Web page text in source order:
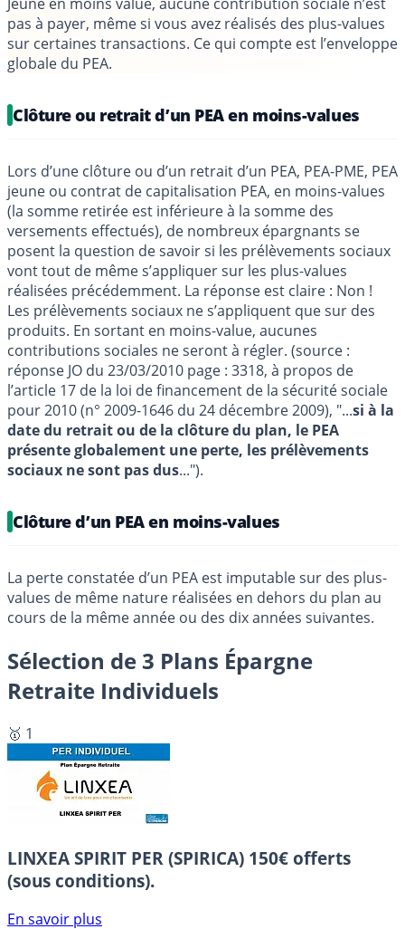
pas à payer, même si vous avez réalisés des plus-values
sur certaines transactions. Ce qui compte est l’enveloppe
globale du PEA.
Clôture ou retrait d’un PEA en moins-values
Lors d’une clôture ou d’un retrait d’un PEA, PEA-PME, PEA
jeune ou contrat de capitalisation PEA, en moins-values
(la somme retirée est inférieure à la somme des
versements effectués), de nombreux épargnants se
posent la question de savoir si les prélèvements sociaux
vont tout de même s’appliquer sur les plus-values
réalisées précédemment. La réponse est claire : Non !
Les prélèvements sociaux ne s’appliquent que sur des
produits. En sortant en moins-value, aucunes
contributions sociales ne seront à régler. (source :
réponse JO du 23/03/2010 page : 3318, à propos de
l’article 17 de la loi de financement de la sécurité sociale
pour 2010 (n° 2009-1646 du 24 décembre 2009), "...si à la
date du retrait ou de la clôture du plan, le PEA
présente globalement une perte, les prélèvements
sociaux ne sont pas dus...").
Clôture d’un PEA en moins-values
La perte constatée d’un PEA est imputable sur des plus-
values de même nature réalisées en dehors du plan au
cours de la même année ou des dix années suivantes.
Sélection de 3 Plans Épargne
Retraite Individuels
🥇 1
LINXEA SPIRIT PER (SPIRICA) 150€ offerts
(sous conditions).
En savoir plus